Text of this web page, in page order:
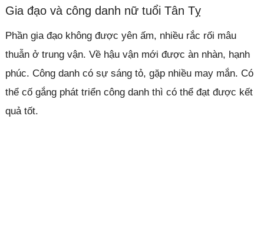
Gia đạo và công danh nữ tuổi Tân Tỵ
Phần gia đạo không được yên ấm, nhiều rắc rối mâu
thuẫn ở trung vận. Về hậu vận mới được àn nhàn, hạnh
phúc. Công danh có sự sáng tỏ, gặp nhiều may mắn. Có
thể cố gắng phát triển công danh thì có thể đạt được kết
quả tốt.